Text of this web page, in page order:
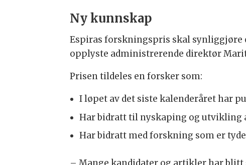
Ny kunnskap
Espiras forskningspris skal synliggjøre
opplyste administrerende direktør
Prisen tildeles en forsker som:
I løpet av det siste kalenderåret har
Har bidratt til nyskaping og utvikling
Har bidratt med forskning som er